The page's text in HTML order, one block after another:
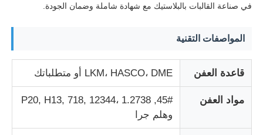
في صناعة القالبات بالبلاستيك مع شهادة شاملة وضمان الجودة.
المواصفات التقنية
قاعدة العفن LKM، HASCO، DME أو متطلباتك
مواد العفن
45#, P20, H13, 718, 12344، 1.2738
وهلم جرا